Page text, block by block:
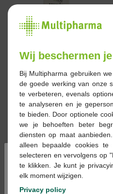
Arkovital pure energy
tabletten 30st
€ 20,09
Coenzyme q10 caps 45
Wij beschermen
Bij Multipharma gebruiken
de goede werking van onze
te verbeteren, evenals
te analyseren en je
te bieden. Door optionele
we je behoeften beter
diensten op maat
alleen bepaalde cookies
selecteren en vervolgens op
te klikken. Je kunt je
elk moment wijzigen.
Privacy policy